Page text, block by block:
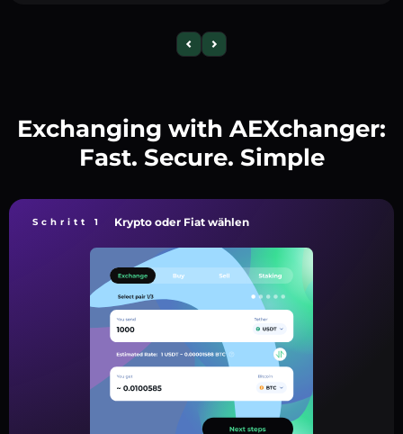
Exchanging with AEXchanger:
Fast. Secure. Simple
Schritt 1 Krypto oder Fiat wählen